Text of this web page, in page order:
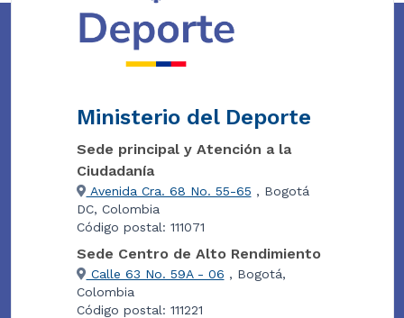
Ministerio del Deporte
Sede principal y Atención a la
Ciudadanía
Avenida Cra. 68 No. 55-65 , Bogotá
DC, Colombia
Código postal: 111071
Sede Centro de Alto Rendimiento
Calle 63 No. 59A - 06 , Bogotá,
Colombia
Código postal: 111221